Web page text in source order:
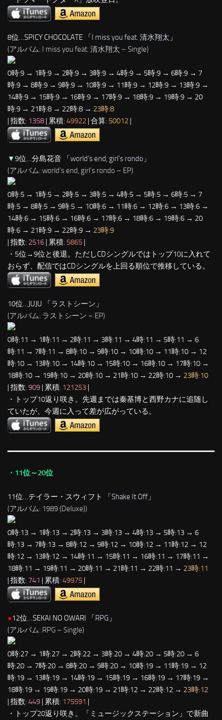
8位…SPICY CHOCOLATE 「I miss you feat. 清水翔太 」
(アルバム: I miss you feat. 清水翔太 – Single)
0時:9 → 1時:9 → 2時:9 → 3時:9 → 4時:9 → 5時:9 → 6時:9 → 7
時:9 → 8時:9 → 9時:9 → 10時:9 → 11時:9 → 12時:9 → 13時:9 →
14時:9 → 15時:9 → 16時:9 → 17時:9 → 18時:9 → 19時:9 → 20
時:9 → 21時:8 → 22時:8 → 23時:8
| 指数: 1358 | 累積: 49922 | 合算: 50012 |
▼9位…分島花音 「world’s end, girl’s rondo 」
(アルバム: world’s end, girl’s rondo – EP)
0時:5 → 1時:5 → 2時:5 → 3時:5 → 4時:5 → 5時:5 → 6時:5 → 7
時:5 → 8時:5 → 9時:5 → 10時:6 → 11時:6 → 12時:6 → 13時:6 →
14時:6 → 15時:6 → 16時:6 → 17時:6 → 18時:6 → 19時:6 → 20
時:6 → 21時:9 → 22時:9 → 23時:9
| 指数: 2516 | 累積: 5865 |
・5位→9位と後退。ただしCDシングルではトップ10に入れて
おらず、配信ではCDシングルを上回る順位で推移している。
10位…JUJU 「ラストシーン 」
(アルバム: ラストシーン – EP)
0時:11 → 1時:11 → 2時:11 → 3時:11 → 4時:11 → 5時:11 → 6
時:11 → 7時:11 → 8時:10 → 9時:10 → 10時:10 → 11時:10 → 12
時:10 → 13時:10 → 14時:10 → 15時:10 → 16時:10 → 17時:10 →
18時:10 → 19時:10 → 20時:10 → 21時:10 → 22時:10 → 23時:10
| 指数: 909 | 累積: 121253 |
・トップ10返り咲き。先週までは秦基博と西野カナに追随し
ていたが、今週に入って差が広がっている。
・11位～20位
11位…テイラー・スウィフト 「Shake It Off 」
(アルバム: 1989 (Deluxe))
0時:13 → 1時:13 → 2時:13 → 3時:13 → 4時:13 → 5時:13 → 6
時:13 → 7時:13 → 8時:12 → 9時:12 → 10時:12 → 11時:12 → 12
時:12 → 13時:12 → 14時:11 → 15時:11 → 16時:11 → 17時:11 →
18時:11 → 19時:11 → 20時:11 → 21時:11 → 22時:11 → 23時:11
| 指数: 741 | 累積: 49975 |
●12位…SEKAI NO OWARI 「RPG 」
(アルバム: RPG – Single)
0時:27 → 1時:27 → 2時:22 → 3時:20 → 4時:20 → 5時:20 → 6
時:20 → 7時:20 → 8時:20 → 9時:20 → 10時:19 → 11時:19 → 12
時:19 → 13時:19 → 14時:19 → 15時:19 → 16時:19 → 17時:19 →
18時:19 → 19時:19 → 20時:19 → 21時:12 → 22時:12 → 23時:12
| 指数: 449 | 累積: 175591 |
・トップ20返り咲き。「ミュージックステーション」で新曲